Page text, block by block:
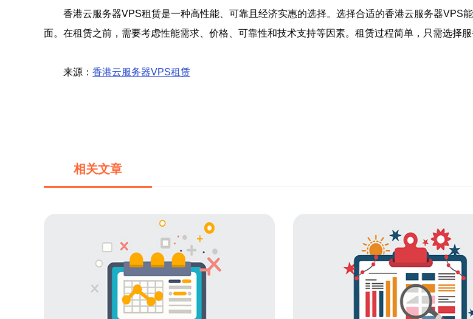
香港云服务器VPS租赁是一种高性能、可靠且经济实惠的选择。选择合适的香港云服务器VPS
面。在租赁之前，需要考虑性能需求、价格、可靠性和技术支持等因素。租赁过程简单，只需选择
来源： 香港云服务器VPS租赁
相关文章